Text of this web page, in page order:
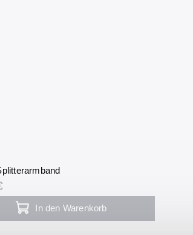
In den Warenkorb